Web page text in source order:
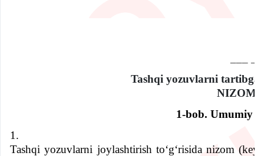
Tashqi yozuvlarni tartibga
NIZOM
1-bob. Umumiy
1.
Tashqi yozuvlarni joylashtirish to‘g‘risida nizom
Qarshi ovoz berish